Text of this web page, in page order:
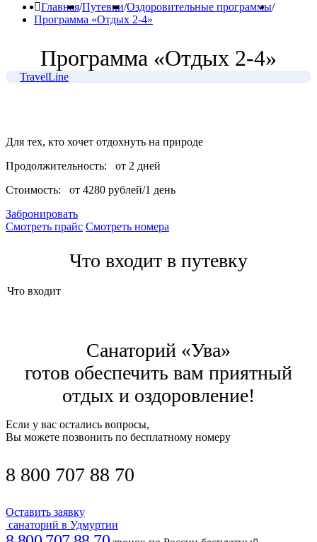
Главная/Путевки/Оздоровительные программы/
Программа «Отдых 2-4»
Программа «Отдых 2-4»
TravelLine
Для тех, кто хочет отдохнуть на природе
Продолжительность:
от 2 дней
Стоимость:
от 4280 рублей/1 день
Забронировать
Смотреть прайс Смотреть номера
Что входит в путевку
Что входит
Санаторий «Ува»
готов обеспечить вам приятный
отдых и оздоровление!
Если у вас остались вопросы,
Вы можете позвонить по бесплатному номеру
8 800 707 88 70
Оставить заявку
санаторий в Удмуртии